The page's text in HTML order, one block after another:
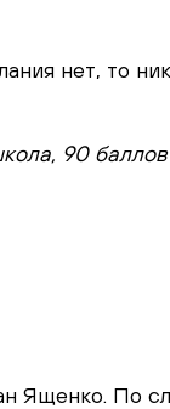
нет, то
90 баллов
Ященко. По